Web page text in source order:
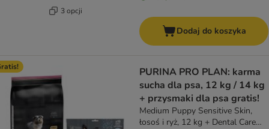
3 opcji
Dodaj do koszyka
PURINA PRO PLAN: karma
sucha dla psa, 12 kg / 14 kg
+ przysmaki dla psa gratis!
Medium Puppy Sensitive Skin,
łosoś i ryż, 12 kg + Dental Care